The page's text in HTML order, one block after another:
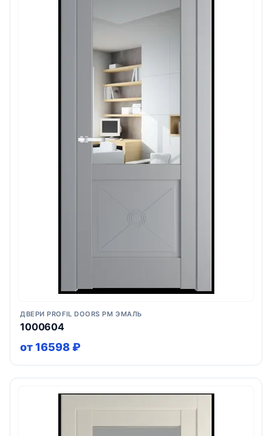
ДВЕРИ PROFIL DOORS PM ЭМАЛЬ
1000604
от 16598 ₽